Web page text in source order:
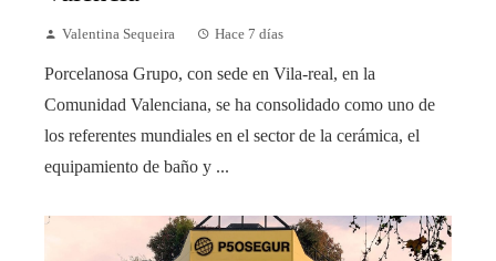
Valentina Sequeira Hace 7 días
Porcelanosa Grupo, con sede en Vila-real, en la
Comunidad Valenciana, se ha consolidado como uno de
los referentes mundiales en el sector de la cerámica, el
equipamiento de baño y ...